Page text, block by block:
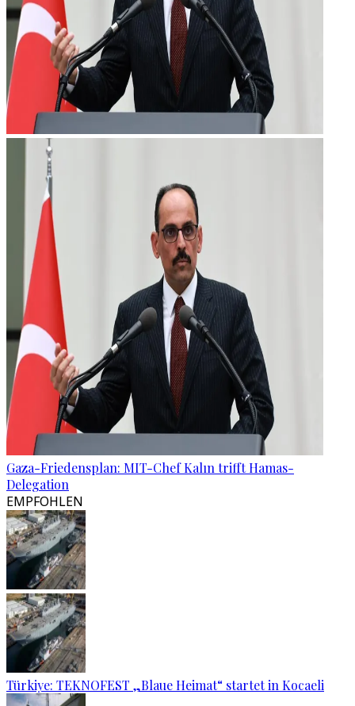
Gaza-Friedensplan: MIT-Chef Kalın trifft Hamas-
Delegation
EMPFOHLEN
Türkiye: TEKNOFEST „Blaue Heimat“ startet in Kocaeli